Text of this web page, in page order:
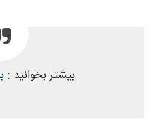
بیشتر بخوانید :